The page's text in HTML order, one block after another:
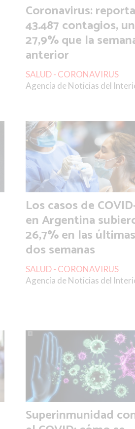
Coronavirus:
43.487 contagios, un
27,9% que la
anterior
Agencia de Noticias del
SALUD - CORONAVIRUS
Los casos de
en Argentina
26,7% en las últimas
dos semanas
Agencia de Noticias del
SALUD - CORONAVIRUS
Superinmunidad